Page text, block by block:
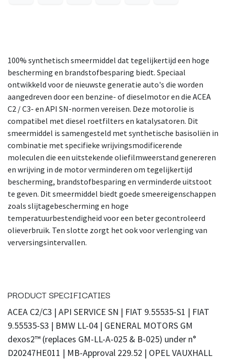
100% synthetisch smeermiddel dat tegelijkertijd een hoge
bescherming en brandstofbesparing biedt. Speciaal
ontwikkeld voor de nieuwste generatie auto's die worden
aangedreven door een benzine- of dieselmotor en die ACEA
C2 / C3- en API SN-normen vereisen. Deze motorolie is
compatibel met diesel roetfilters en katalysatoren. Dit
smeermiddel is samengesteld met synthetische basisoliën in
combinatie met specifieke wrijvingsmodificerende
moleculen die een uitstekende oliefilmweerstand genereren
en wrijving in de motor verminderen om tegelijkertijd
bescherming, brandstofbesparing en verminderde uitstoot
te geven. Dit smeermiddel biedt goede smeereigenschappen
zoals slijtagebescherming en hoge
temperatuurbestendigheid voor een beter gecontroleerd
olieverbruik. Ten slotte zorgt het ook voor verlenging van
verversingsintervallen.
PRODUCT SPECIFICATIES
ACEA C2/C3 | API SERVICE SN | FIAT 9.55535-S1 | FIAT
9.55535-S3 | BMW LL-04 | GENERAL MOTORS GM
dexos2™ (replaces GM-LL-A-025 & B-025) under n°
D20247HE011 | MB-Approval 229.52 | OPEL VAUXHALL